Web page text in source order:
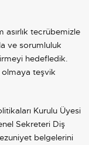
asırlık tecrübemizle
ve sorumluluk
hedefledik.
olmaya teşvik
Kurulu Üyesi
Sekreteri Diş
belgelerini